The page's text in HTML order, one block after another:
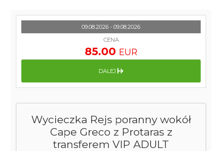
Wycieczka Rejs poranny wokół
Cape Greco z Protaras z
transferem VIP ADULT
09.08.2026 - 09.08.2026
CENA
85.00 EUR
DALEJ